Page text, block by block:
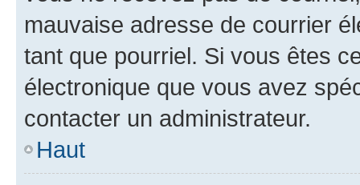
mauvaise adresse de courrier
tant que pourriel. Si vous êtes
électronique que vous avez
contacter un administrateur.
Haut